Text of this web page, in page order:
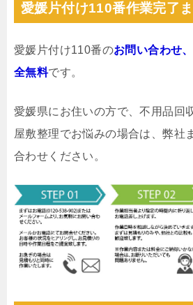
愛媛片付け110番作業完了
愛媛片付け110番のお問い合わせ
全無料です。
愛媛県にお住いの方で、不用品回
屋敷整理でお悩みの場合は、弊社
合わせください。